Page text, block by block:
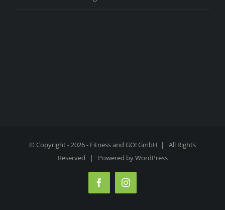
© Copyright -2026 - Fitness and GO! GmbH | All Rights
Reserved | Powered byWordPress
FacebookInstagram